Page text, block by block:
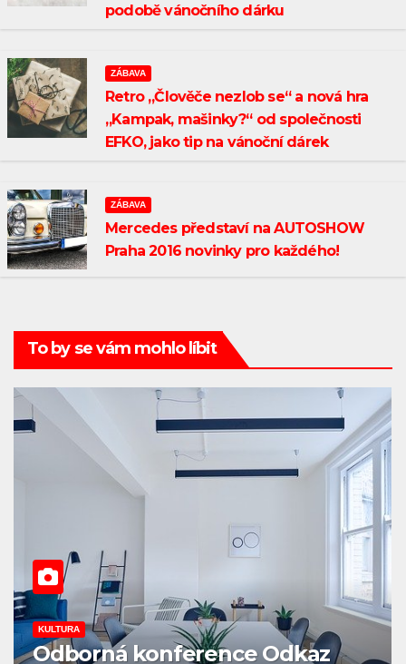
podobě vánočního dárku
ZÁBAVA
Retro „Člověče nezlob se“ a nová hra
„Kampak, mašinky?“ od společnosti
EFKO, jako tip na vánoční dárek
ZÁBAVA
Mercedes představí na AUTOSHOW
Praha 2016 novinky pro každého!
To by se vám mohlo líbit
KULTURA